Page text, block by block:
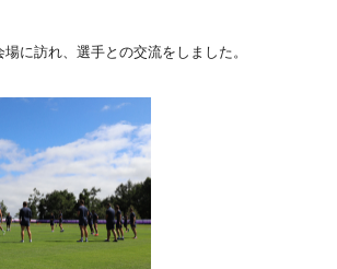
に訪れ、選手との交流をしました。